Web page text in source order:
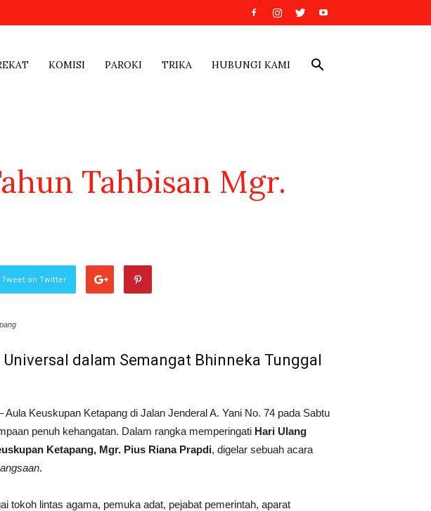
KOMISI PAROKI TRIKA HUBUNGI KAMI
Tahbisan Mgr.
Tweet on Twitter
dalam Semangat Bhinneka Tunggal
Keuskupan Ketapang di Jalan Jenderal A. Yani No. 74 pada Sabtu
penuh kehangatan. Dalam rangka memperingati Hari Ulang
Ketapang, Mgr. Pius Riana Prapdi, digelar sebuah acara
.
tokoh lintas agama, pemuka adat, pejabat pemerintah, aparat